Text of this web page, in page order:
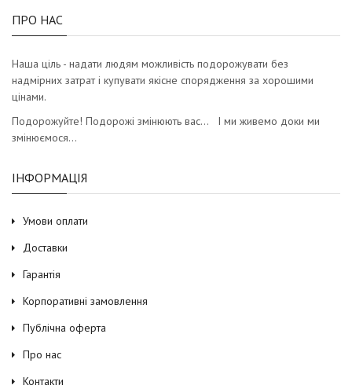
ПРО НАС
Наша ціль - надати людям можливість подорожувати без
надмірних затрат і купувати якісне спорядження за хорошими
цінами.
Подорожуйте! Подорожі змінюють вас… І ми живемо доки ми
змінюємося…
ІНФОРМАЦІЯ
Умови оплати
Доставки
Гарантія
Корпоративні замовлення
Публічна оферта
Про нас
Контакти